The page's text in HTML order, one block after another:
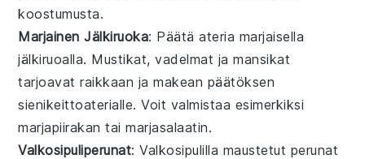
koostumusta.
Marjainen Jälkiruoka: Päätä ateria marjaisella
jälkiruoalla. Mustikat,vadelmat jamansikat
tarjoavatraikkaan jamakean päätöksen
sienikeittoaterialle. Voit valmistaa esimerkiksi
marjapiirakan taimarjasalaatin.
Valkosipuliperunat: Valkosipulilla maustetut perunat